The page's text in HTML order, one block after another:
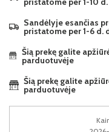
Sandėlyje esančias
pristatome per 1-6 d.
Šią prekę galite
parduotuvėje
Šią prekę galite
parduotuvėje